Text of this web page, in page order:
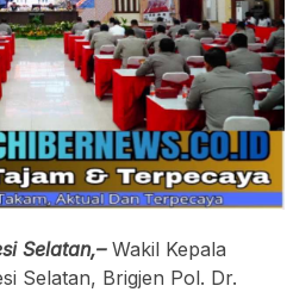
Selatan,–Wakil Kepala
Selatan, Brigjen Pol. Dr.